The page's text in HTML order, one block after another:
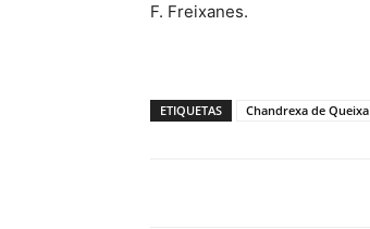
F. Freixanes.
ETIQUETAS Chandrexa de Queixa